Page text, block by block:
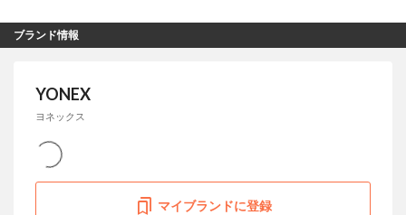
ブランド情報
YONEX
ヨネックス
マイブランドに登録